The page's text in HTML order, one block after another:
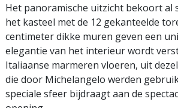
Het panoramische uitzicht bekoort al
het kasteel met de 12 gekanteelde
centimeter dikke muren geven een
elegantie van het interieur wordt
Italiaanse marmeren vloeren, uit
die door Michelangelo werden
speciale sfeer bijdraagt aan de